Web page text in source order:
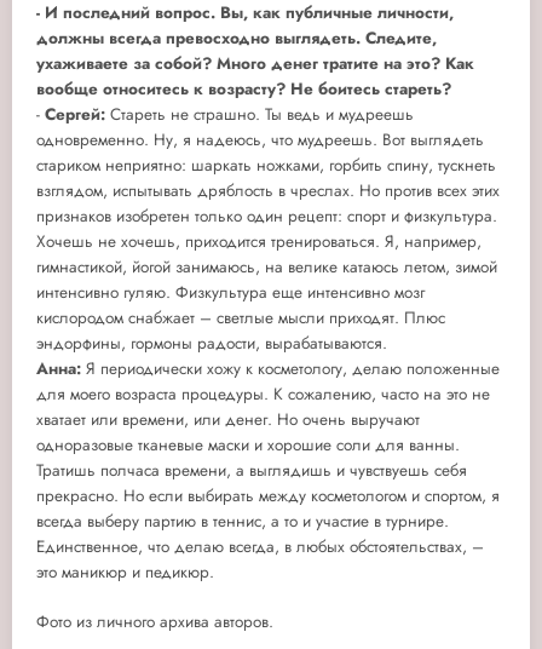
- И последний вопрос. Вы, как публичные личности,
должны всегда превосходно выглядеть. Следите,
ухаживаете за собой? Много денег тратите на это? Как
вообще относитесь к возрасту? Не боитесь стареть?
- Сергей: Стареть не страшно. Ты ведь и мудреешь
одновременно. Ну, я надеюсь, что мудреешь. Вот выглядеть
стариком неприятно: шаркать ножками, горбить спину, тускнеть
взглядом, испытывать дряблость в чреслах. Но против всех этих
признаков изобретен только один рецепт: спорт и физкультура.
Хочешь не хочешь, приходится тренироваться. Я, например,
гимнастикой, йогой занимаюсь, на велике катаюсь летом, зимой
интенсивно гуляю. Физкультура еще интенсивно мозг
кислородом снабжает – светлые мысли приходят. Плюс
эндорфины, гормоны радости, вырабатываются.
Анна: Я периодически хожу к косметологу, делаю положенные
для моего возраста процедуры. К сожалению, часто на это не
хватает или времени, или денег. Но очень выручают
одноразовые тканевые маски и хорошие соли для ванны.
Тратишь полчаса времени, а выглядишь и чувствуешь себя
прекрасно. Но если выбирать между косметологом и спортом, я
всегда выберу партию в теннис, а то и участие в турнире.
Единственное, что делаю всегда, в любых обстоятельствах, –
это маникюр и педикюр.
Фото из личного архива авторов.